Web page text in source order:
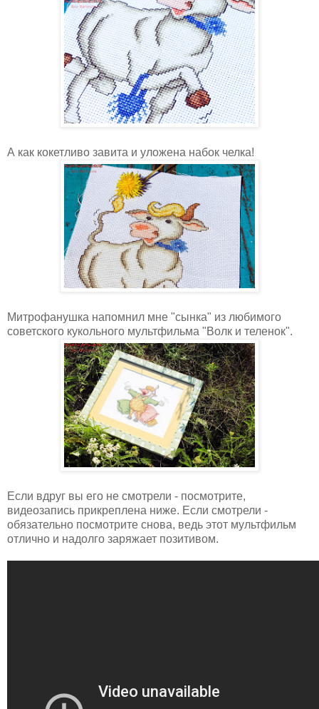
А как кокетливо завита и уложена набок челка!
Митрофанушка напомнил мне "сынка" из любимого
советского кукольного мультфильма "Волк и теленок".
Если вдруг вы его не смотрели - посмотрите,
видеозапись прикреплена ниже. Если смотрели -
обязательно посмотрите снова, ведь этот мультфильм
отлично и надолго заряжает позитивом.